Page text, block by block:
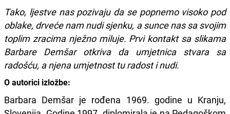
Tako, ljestve nas pozivaju da se popnemo visoko pod
oblake, drveće nam nudi sjenku, a sunce nas sa svojim
toplim zracima nježno miluje. Prvi kontakt sa slikama
Barbare Demšar otkriva da umjetnica stvara sa
radošću, a njena umjetnost tu radost i nudi.
O autorici izložbe:
Barbara Demšar je rođena 1969. godine u Kranju,